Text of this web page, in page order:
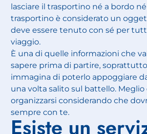
lasciare il trasportino né a bordo
trasportino è considerato un
deve essere tenuto con sé per
viaggio.
È una di quelle informazioni che
sapere prima di partire,
immagina di poterlo appoggiare
una volta salito sul battello.
organizzarsi considerando che
sempre con te.
Esiste un